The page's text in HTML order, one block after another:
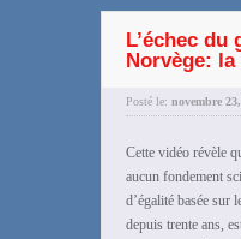
L’échec du
Norvège: la
Posté le: novembre
Cette vidéo révèle
aucun fondement
d’égalité basée sur
depuis trente ans,